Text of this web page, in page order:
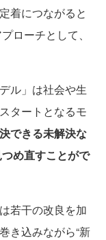
着につながると
ローチとして、
ル」は社会や生
タートとなるモ
できる未解決な
め直すことがで
若干の改良を加
き込みながら“新